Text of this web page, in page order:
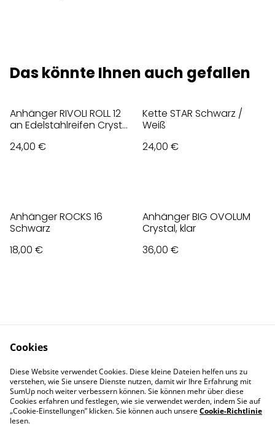
Das könnte Ihnen auch gefallen
Anhänger RIVOLI ROLL 12
an Edelstahlreifen Crystal
24,00 €
Kette STAR Schwarz /
Weiß
24,00 €
Anhänger ROCKS 16
Schwarz
18,00 €
Anhänger BIG OVOLUM
Crystal, klar
36,00 €
Privacy Policy
Cookie Policy
Impressum
Cookies
Diese Website verwendet Cookies. Diese kleine Dateien helfen uns zu
verstehen, wie Sie unsere Dienste nutzen, damit wir Ihre Erfahrung mit
SumUp noch weiter verbessern können. Sie können mehr über diese
Cookies erfahren und festlegen, wie sie verwendet werden, indem Sie auf
„Cookie-Einstellungen” klicken. Sie können auch unsereCookie-Richtlinie
lesen.